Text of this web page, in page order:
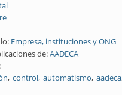
Empresa, instituciones y ONG
de:AADECA
control automatismo aadeca